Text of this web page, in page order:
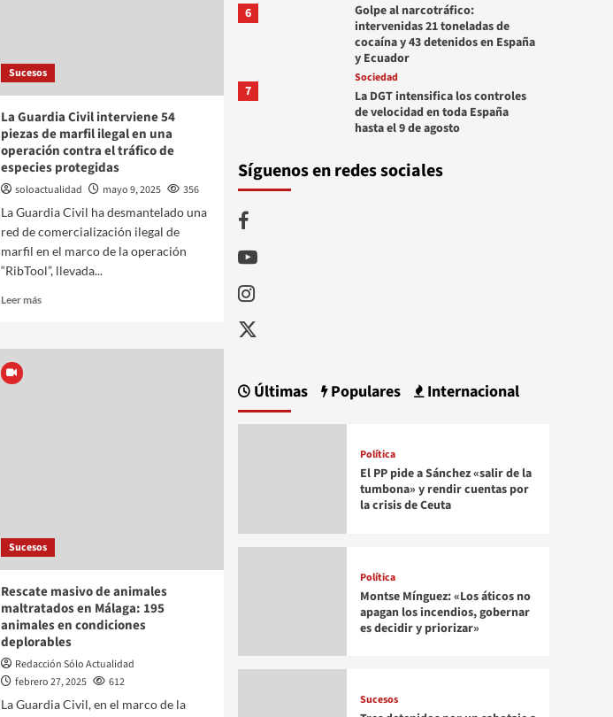
Sucesos
La Guardia Civil interviene 54
piezas de marfil ilegal en una
operación contra el tráfico de
especies protegidas
soloactualidad mayo 9, 2025
356
La Guardia Civil ha desmantelado una
red de comercialización ilegal de
marfil en el marco de la operación
“RibTool”, llevada...
Leer más
Sucesos
Rescate masivo de animales
maltratados en Málaga: 195
animales en condiciones
deplorables
Redacción Sólo Actualidad
febrero 27, 2025
612
La Guardia Civil, en el marco de la
6
Golpe al narcotráfico:
intervenidas 21 toneladas de
cocaína y 43 detenidos en España
y Ecuador
7
Sociedad
La DGT intensifica los controles
de velocidad en toda España
hasta el 9 de agosto
Síguenos en redes sociales
Facebook
Youtube
Instagram
Twitter
Últimas Populares Internacional
Política
El PP pide a Sánchez «salir de la
tumbona» y rendir cuentas por
la crisis de Ceuta
Política
Montse Mínguez: «Los áticos no
apagan los incendios, gobernar
es decidir y priorizar»
Sucesos